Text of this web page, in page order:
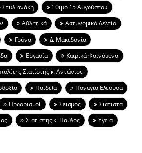
Έθιμο 15 Αυγούστου
Αθλητικά
Αστυνομικό Δελτίο
Γούνα
Δ. Μακεδονία
Εργασία
Καιρικά Φαινόμενα
Σιατίστης κ. Αντώνιος
Παιδεία
Παναγια Ελεουσα
Προορισμοί Σεισμός
Σιάτιστα
Σιατίστης κ. Παύλος Υγεία